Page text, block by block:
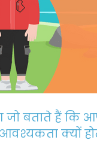
जो बताते हैं कि
आवश्यकता क्यों